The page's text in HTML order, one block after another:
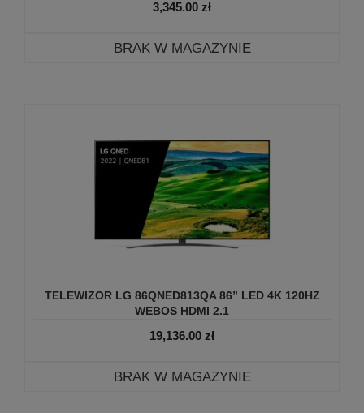
3,345.00 zł
BRAK W MAGAZYNIE
TELEWIZOR LG 86QNED813QA 86” LED 4K 120HZ
WEBOS HDMI 2.1
19,136.00 zł
BRAK W MAGAZYNIE